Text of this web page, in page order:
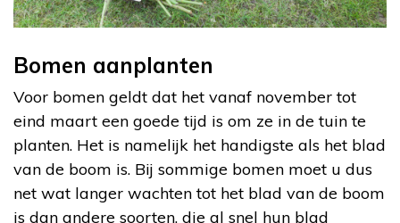
Bomen aanplanten
Voor bomen geldt dat het vanaf november tot
eind maart een goede tijd is om ze in de tuin te
planten. Het is namelijk het handigste als het blad
van de boom is. Bij sommige bomen moet u dus
net wat langer wachten tot het blad van de boom
is dan andere soorten, die al snel hun blad